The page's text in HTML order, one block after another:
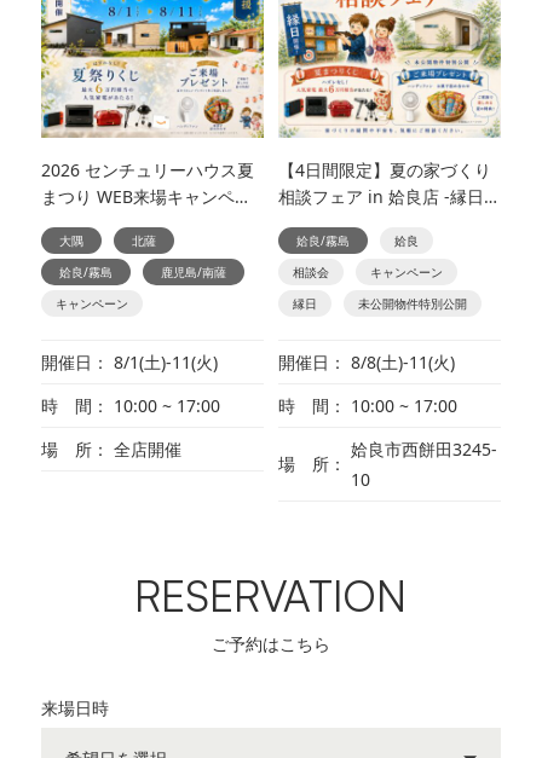
2026 センチュリーハウス夏
まつり WEB来場キャンペー
ン
大隅
北薩
姶良/霧島
鹿児島/南薩
キャンペーン
開催日
8/1(土)-11(火)
時 間
10:00 ~ 17:00
場 所
全店開催
【4日間限定】夏の家づくり
相談フェア in 姶良店 -縁日も
楽しめる♪ 夏フェア同時開
催！-姶良/霧島
姶良
相談会
キャンペーン
縁日
未公開物件特別公開
開催日
8/8(土)-11(火)
時 間
10:00 ~ 17:00
場 所
姶良市西餅田3245-
10
RESERVATION
ご予約はこちら
来場日時